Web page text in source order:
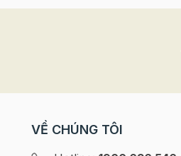
Thông tin chi tiết
VỀ CHÚNG TÔI